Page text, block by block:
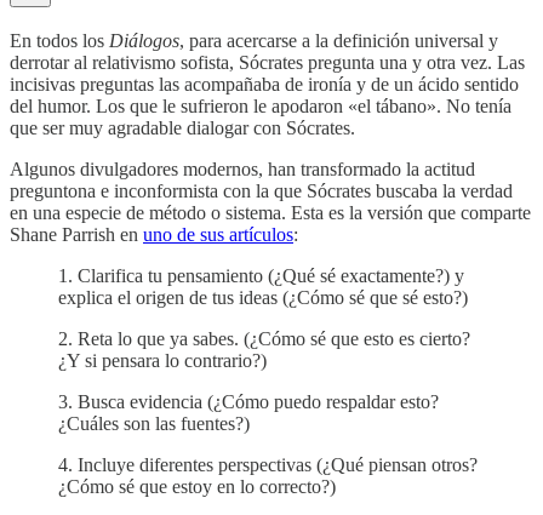
En todos los Diálogos, para acercarse a la definición universal y
derrotar al relativismo sofista, Sócrates pregunta una y otra vez. Las
incisivas preguntas las acompañaba de ironía y de un ácido sentido
del humor. Los que le sufrieron le apodaron «el tábano». No tenía
que ser muy agradable dialogar con Sócrates.
Algunos divulgadores modernos, han transformado la actitud
preguntona e inconformista con la que Sócrates buscaba la verdad
en una especie de método o sistema. Esta es la versión que comparte
Shane Parrish en uno de sus artículos:
1. Clarifica tu pensamiento (¿Qué sé exactamente?) y
explica el origen de tus ideas (¿Cómo sé que sé esto?)
2. Reta lo que ya sabes. (¿Cómo sé que esto es cierto?
¿Y si pensara lo contrario?)
3. Busca evidencia (¿Cómo puedo respaldar esto?
¿Cuáles son las fuentes?)
4. Incluye diferentes perspectivas (¿Qué piensan otros?
¿Cómo sé que estoy en lo correcto?)